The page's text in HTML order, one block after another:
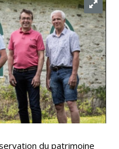
du patrimoine